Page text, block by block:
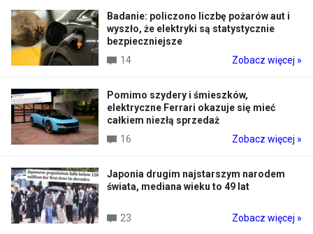
Badanie: policzono liczbę pożarów aut i
wyszło, że elektryki są statystycznie
bezpieczniejsze
14
Zobacz więcej »
Pomimo szydery i śmieszków,
elektryczne Ferrari okazuje się mieć
całkiem niezłą sprzedaż
16
Zobacz więcej »
Japonia drugim najstarszym narodem
świata, mediana wieku to 49 lat
23 Zobacz więcej »